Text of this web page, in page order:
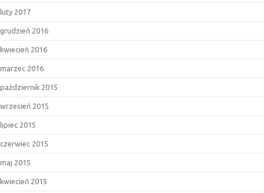
luty 2017
grudzień 2016
kwiecień 2016
marzec 2016
październik 2015
wrzesień 2015
lipiec 2015
czerwiec 2015
maj 2015
kwiecień 2015